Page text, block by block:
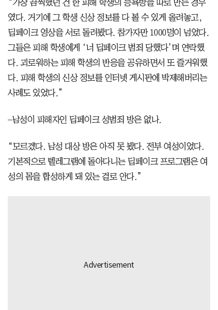
“가장 끔찍했던 건 한 피해 학생의 능욕방을 따로 만든 경우
였다. 거기에 그 학생 신상 정보를 다 볼 수 있게 올려놓고,
딥페이크 영상을 서로 돌려봤다. 참가자만 1000명이 넘었다.
그들은 피해 학생에게 ‘너 딥페이크 범죄 당했다’며 연락했
다. 괴로워하는 피해 학생의 반응을 공유하면서 또 즐거워했
다. 피해 학생의 신상 정보를 인터넷 게시판에 박제해버리는
사례도 있었다.”
–남성이 피해자인 딥페이크 성범죄 방은 없나.
“모르겠다. 남성 대상 방은 아직 못 봤다. 전부 여성이었다.
기본적으로 텔레그램에 돌아다니는 딥페이크 프로그램은 여
성의 몸을 합성하게 돼 있는 걸로 안다.”